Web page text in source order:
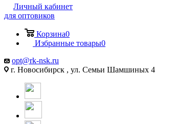
Личный кабинет
для оптовиков
Корзина0
Избранные товары0
opt@rk-nsk.ru
г. Новосибирск , ул. Семьи Шамшиных 4